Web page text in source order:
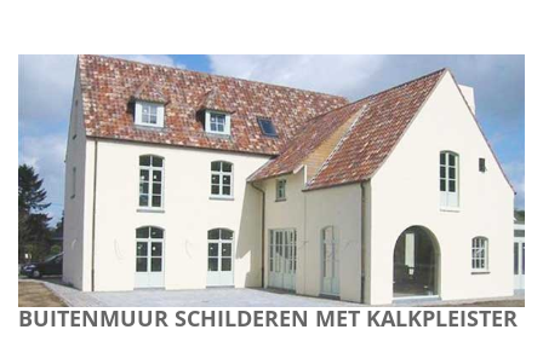
BUITENMUUR SCHILDEREN MET KALKPLEISTER